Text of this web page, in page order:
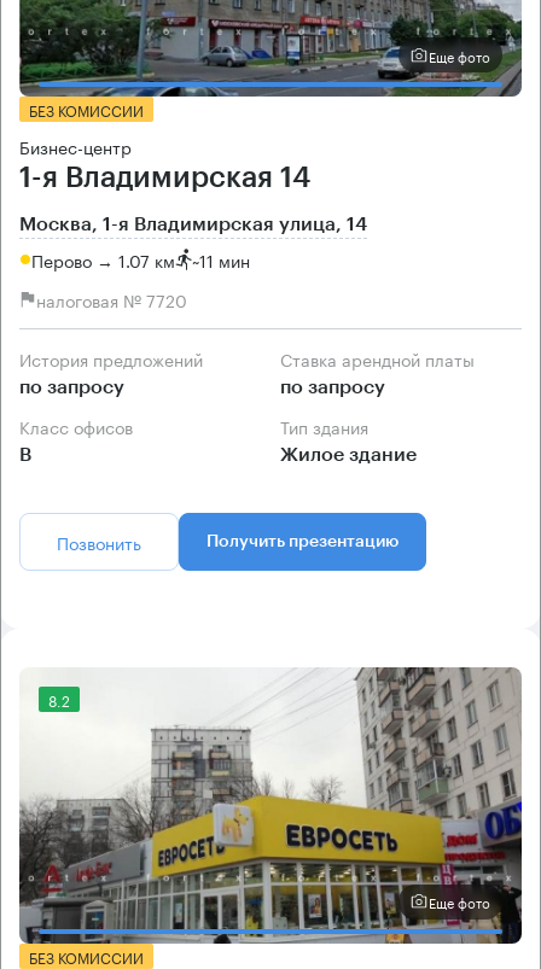
Еще фото
БЕЗ КОМИССИИ
Бизнес-центр
1-я Владимирская 14
Москва, 1-я Владимирская улица, 14
Перово → 1.07 км ~11 мин
налоговая № 7720
История предложений
по запросу
Ставка арендной платы
по запросу
Класс офисов
B
Тип здания
Жилое здание
Позвонить Получить презентацию
8.2
Еще фото
БЕЗ КОМИССИИ